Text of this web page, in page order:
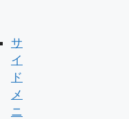
サ
イ
ド
メ
ニ